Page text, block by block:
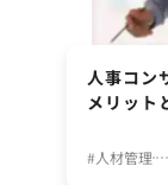
人事コン
メリット
#人材管理